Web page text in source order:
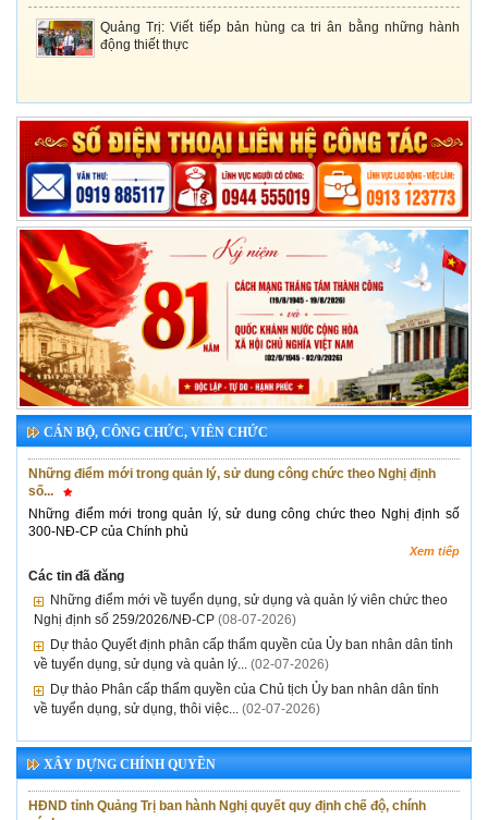
Quảng Trị: Viết tiếp bản hùng ca tri ân bằng những hành
động thiết thực
CÁN BỘ, CÔNG CHỨC, VIÊN CHỨC
Những điểm mới trong quản lý, sử dung công chức theo Nghị định
số...
Những điểm mới trong quản lý, sử dung công chức theo Nghị định số
300-NĐ-CP của Chính phủ
Xem tiếp
Các tin đã đăng
Những điểm mới về tuyển dụng, sử dụng và quản lý viên chức theo
Nghị định số 259/2026/NĐ-CP (08-07-2026)
Dự thảo Quyết định phân cấp thẩm quyền của Ủy ban nhân dân tỉnh
về tuyển dụng, sử dụng và quản lý... (02-07-2026)
Dự thảo Phân cấp thẩm quyền của Chủ tịch Ủy ban nhân dân tỉnh
về tuyển dụng, sử dụng, thôi việc... (02-07-2026)
XÂY DỰNG CHÍNH QUYỀN
HĐND tỉnh Quảng Trị ban hành Nghị quyết quy định chế độ, chính